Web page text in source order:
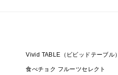
Vivid TABLE（ビビッドテーブル）
食べチョク フルーツセレクト